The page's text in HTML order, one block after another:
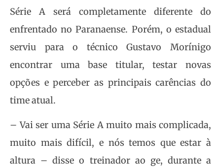
Série A será completamente diferente do
enfrentado no Paranaense. Porém, o estadual
serviu para o técnico Gustavo Morínigo
encontrar uma base titular, testar novas
opções e perceber as principais carências do
time atual.
– Vai ser uma Série A muito mais complicada,
muito mais difícil, e nós temos que estar à
altura – disse o treinador ao ge, durante a